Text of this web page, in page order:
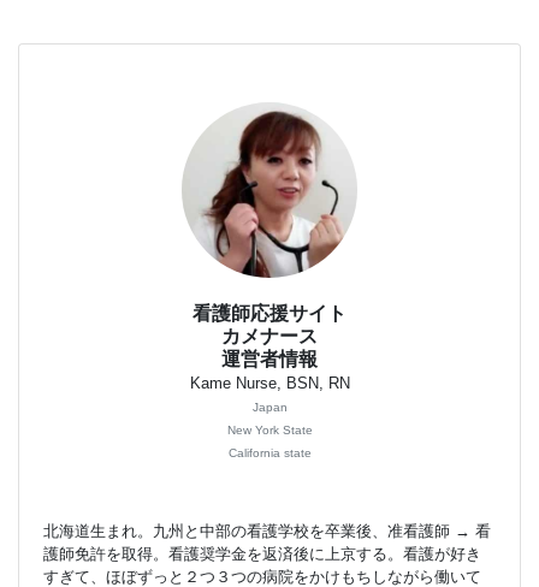
看護師応援サイト
カメナース
運営者情報
Kame Nurse, BSN, RN
Japan
New York State
California state
北海道生まれ。九州と中部の看護学校を卒業後、准看護師 → 看
護師免許を取得。看護奨学金を返済後に上京する。看護が好き
すぎて、ほぼずっと２つ３つの病院をかけもちしながら働いて